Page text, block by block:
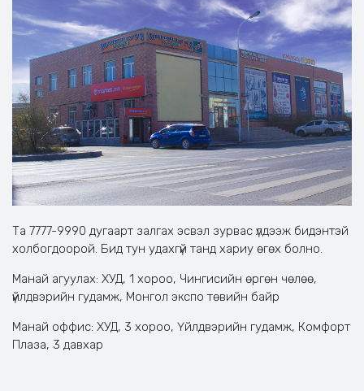
Та 7777-9990 дугаарт залгах эсвэл зурвас үлдээж бидэнтэй
холбогдоорой. Бид тун удахгүй танд хариу өгөх болно.
Манай агуулах: ХУД, 1 хороо, Чингисийн өргөн чөлөө,
үйлдвэрийн гудамж, Монгол экспо төвийн байр
Манай оффис: ХУД, 3 хороо, Үйлдвэрийн гудамж, Комфорт
Плаза, 3 давхар